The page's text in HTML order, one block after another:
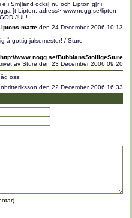
i Sm[land ocks[ nu och Lipton g[r i
[t Lipton, adress> www.nogg.se/lipton
JUL!
matteden 24 December 2006 10:13
å gottig julsemester! / Sture
http://www.nogg.se/BubblansStolligeSture
av Sture den 23 December 2006 09:20
oss
den 22 December 2006 16:33